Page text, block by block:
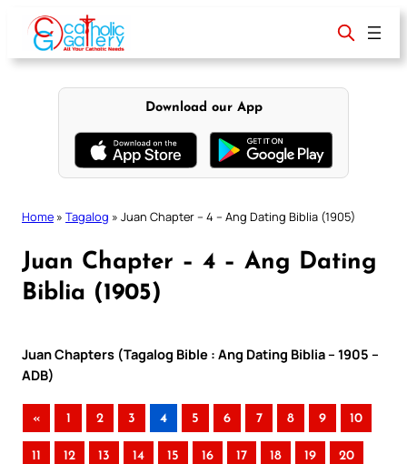
content
Download our App
Home » Tagalog » Juan Chapter – 4 – Ang Dating Biblia (1905)
Juan Chapter – 4 – Ang Dating
Biblia (1905)
Juan Chapters (Tagalog Bible : Ang Dating Biblia – 1905 –
ADB)
« 1 2 3 4 5 6 7 8 9 10
11 12 13 14 15 16 17 18 19 20